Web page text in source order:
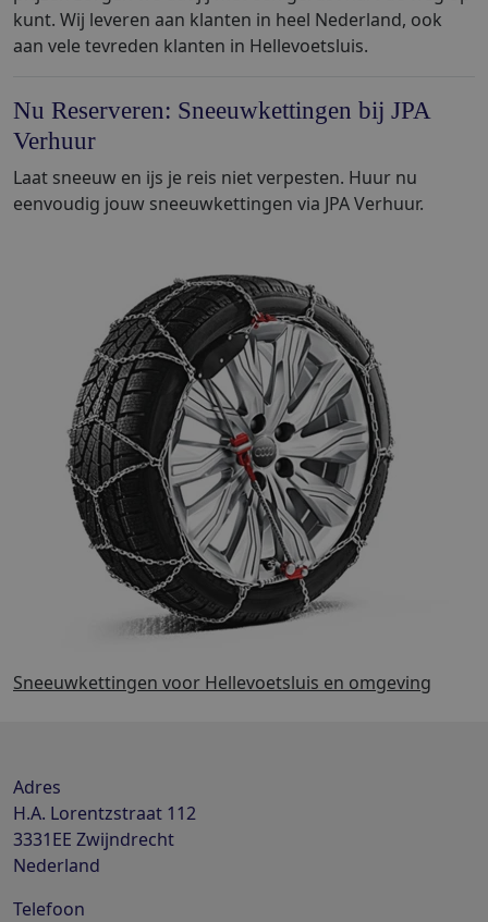
kunt. Wij leveren aan klanten in heel Nederland, ook
aan vele tevreden klanten in Hellevoetsluis.
Nu Reserveren: Sneeuwkettingen bij JPA
Verhuur
Laat sneeuw en ijs je reis niet verpesten. Huur nu
eenvoudig jouw sneeuwkettingen via JPA Verhuur.
Sneeuwkettingen voor Hellevoetsluis en omgeving
Adres
H.A. Lorentzstraat 112
3331EE Zwijndrecht
Nederland
Telefoon